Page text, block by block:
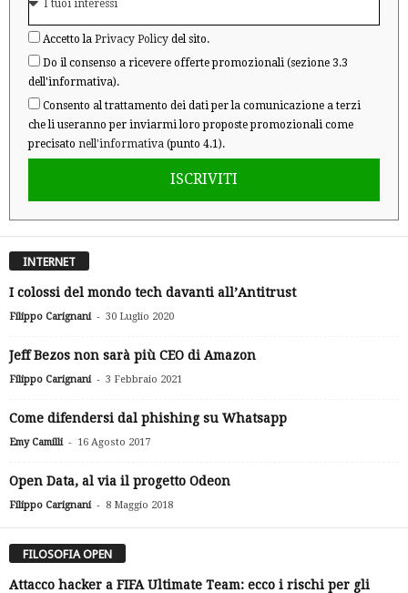
Accetto la Privacy Policy del sito.
Do il consenso a ricevere offerte promozionali (sezione 3.3
dell'informativa).
Consento al trattamento dei dati per la comunicazione a terzi
che li useranno per inviarmi loro proposte promozionali come
precisato nell'informativa (punto 4.1).
ISCRIVITI
INTERNET
I colossi del mondo tech davanti all’Antitrust
Filippo Carignani - 30 Luglio 2020
Jeff Bezos non sarà più CEO di Amazon
Filippo Carignani - 3 Febbraio 2021
Come difendersi dal phishing su Whatsapp
Emy Camilli - 16 Agosto 2017
Open Data, al via il progetto Odeon
Filippo Carignani - 8 Maggio 2018
FILOSOFIA OPEN
Attacco hacker a FIFA Ultimate Team: ecco i rischi per gli